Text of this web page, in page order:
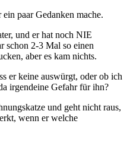
paar Gedanken mache.
und er hat noch NIE
schon 2-3 Mal so einen
aber es kam nichts.
er keine auswürgt, oder ob ich
irgendeine Gefahr für ihn?
und geht nicht raus,
wenn er welche